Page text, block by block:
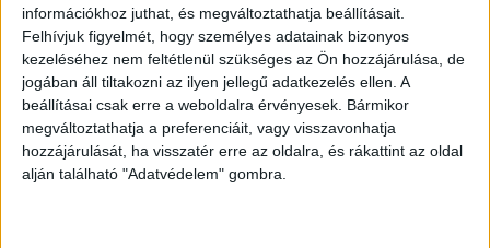
információkhoz juthat, és megváltoztathatja beállításait.
Felhívjuk figyelmét, hogy személyes adatainak bizonyos
kezeléséhez nem feltétlenül szükséges az Ön hozzájárulása, de
jogában áll tiltakozni az ilyen jellegű adatkezelés ellen. A
beállításai csak erre a weboldalra érvényesek. Bármikor
megváltoztathatja a preferenciáit, vagy visszavonhatja
hozzájárulását, ha visszatér erre az oldalra, és rákattint az oldal
alján található "Adatvédelem" gombra.